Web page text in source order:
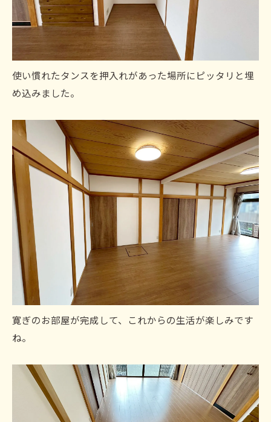
使い慣れたタンスを押入れがあった場所にピッタリと埋
め込みました。
寛ぎのお部屋が完成して、これからの生活が楽しみです
ね。